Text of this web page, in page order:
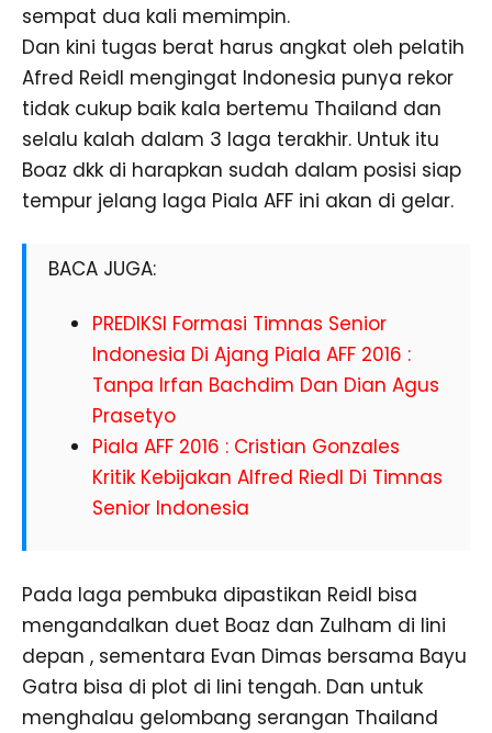
sempat dua kali memimpin.
Dan kini tugas berat harus angkat oleh pelatih
Afred Reidl mengingat Indonesia punya rekor
tidak cukup baik kala bertemu Thailand dan
selalu kalah dalam 3 laga terakhir. Untuk itu
Boaz dkk di harapkan sudah dalam posisi siap
tempur jelang laga Piala AFF ini akan di gelar.
BACA JUGA:
PREDIKSI Formasi Timnas Senior
Indonesia Di Ajang Piala AFF 2016 :
Tanpa Irfan Bachdim Dan Dian Agus
Prasetyo
Piala AFF 2016 : Cristian Gonzales
Kritik Kebijakan Alfred Riedl Di Timnas
Senior Indonesia
Pada laga pembuka dipastikan Reidl bisa
mengandalkan duet Boaz dan Zulham di lini
depan , sementara Evan Dimas bersama Bayu
Gatra bisa di plot di lini tengah. Dan untuk
menghalau gelombang serangan Thailand